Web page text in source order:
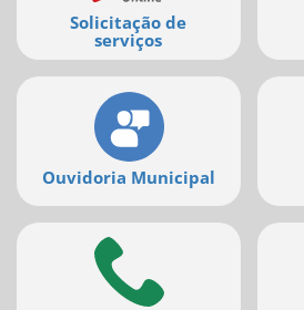
Solicitação de
serviços
Ouvidoria Municipal